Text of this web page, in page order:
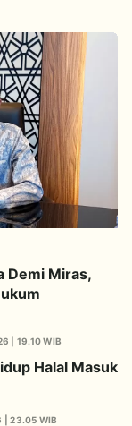
Demi Miras,
| 19.10 WIB
Halal Masuk
| 23.05 WIB